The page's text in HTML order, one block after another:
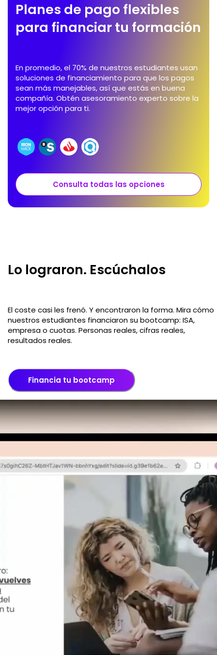
Planes de pago flexibles
para financiar tu formación
En promedio, el 70% de nuestros estudiantes usan
soluciones de financiamiento para que los pagos
sean más manejables, así que estás en buena
compañía. Obtén asesoramiento experto sobre la
mejor opción para ti.
Consulta todas las opciones
Lo lograron. Escúchalos
El coste casi les frenó. Y encontraron la forma. Mira cómo
nuestros estudiantes financiaron su bootcamp: ISA,
empresa o cuotas. Personas reales, cifras reales,
resultados reales.
Financia tu bootcamp